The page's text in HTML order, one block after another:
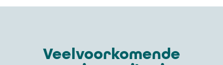
Veelvoorkomende